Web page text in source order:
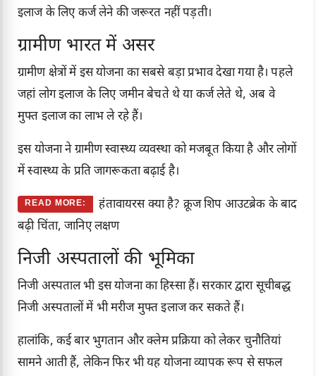
इलाज के लिए कर्ज लेने की जरूरत नहीं पड़ती।
ग्रामीण भारत में असर
ग्रामीण क्षेत्रों में इस योजना का सबसे बड़ा प्रभाव देखा गया है। पहले
जहां लोग इलाज के लिए जमीन बेचते थे या कर्ज लेते थे, अब वे
मुफ्त इलाज का लाभ ले रहे हैं।
इस योजना ने ग्रामीण स्वास्थ्य व्यवस्था को मजबूत किया है और लोगों
में स्वास्थ्य के प्रति जागरूकता बढ़ाई है।
READ MORE:
हंतावायरस क्या है? क्रूज शिप आउटब्रेक के बाद
बढ़ी चिंता, जानिए लक्षण
निजी अस्पतालों की भूमिका
निजी अस्पताल भी इस योजना का हिस्सा हैं। सरकार द्वारा सूचीबद्ध
निजी अस्पतालों में भी मरीज मुफ्त इलाज कर सकते हैं।
हालांकि, कई बार भुगतान और क्लेम प्रक्रिया को लेकर चुनौतियां
सामने आती हैं, लेकिन फिर भी यह योजना व्यापक रूप से सफल